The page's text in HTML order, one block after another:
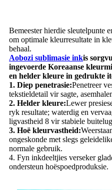
Bemeester hierdie sleutelpunte
om optimale kleurresultate in
behaal.
Aobozi sublimasie inkis
ingevoerde Koreaanse
en helder kleure in gedrukte
1. Diep penetrasie:Penetreer
tekstieldetail vir sagte,
2. Helder kleure:Lewer
ryk resultate; waterdig en
ligvastheid 8 vir stabiele
3. Hoë kleurvastheid:
ongeskonde met slegs
normale gebruik.
4. Fyn inkdeeltjies verseker
ondersteun hoëspoedproduksie.